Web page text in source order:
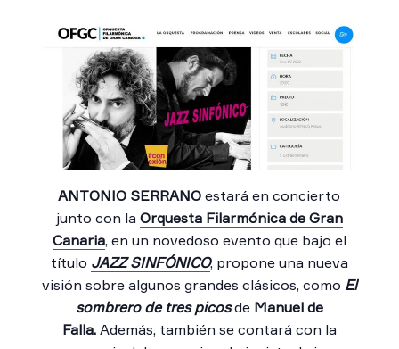
ANTONIO SERRANO estará en concierto
junto con la Orquesta Filarmónica de Gran
Canaria, en un novedoso evento que bajo el
título JAZZ SINFÓNICO, propone una nueva
visión sobre algunos grandes clásicos, como El
sombrero de tres picos deManuel de
Falla. Además, también se contará con la